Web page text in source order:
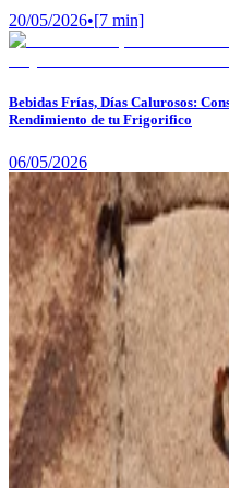
20/05/2026•[7 min]
Bebidas Frías, Días Calurosos:
Rendimiento de tu Frigorifico
06/05/2026